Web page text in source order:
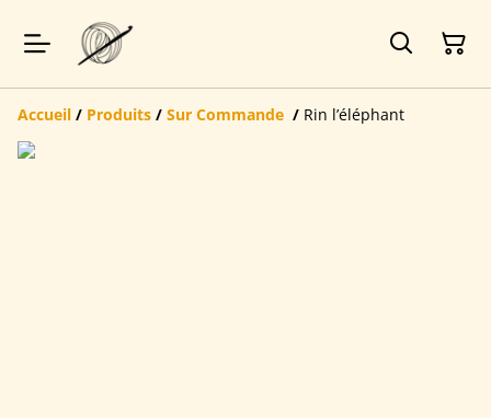
Accueil / Produits / Sur Commande / Rin l’éléphant